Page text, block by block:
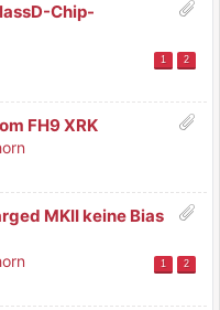
Chip-
1 2
FH9 XRK
MKII keine Bias
1 2